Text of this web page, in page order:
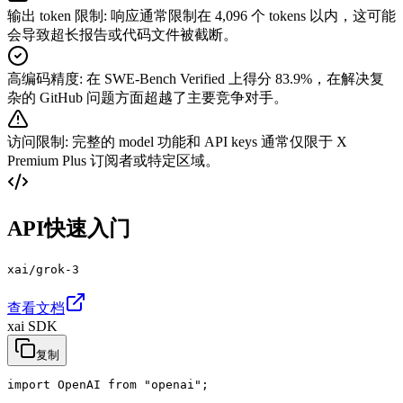
输出 token 限制 : 响应通常限制在 4,096 个 tokens 以内，这可能
会导致超长报告或代码文件被截断。
高编码精度: 在 SWE-Bench Verified 上得分 83.9%，在解决复
杂的 GitHub 问题方面超越了主要竞争对手。
访问限制 : 完整的 model 功能和 API keys 通常仅限于 X
Premium Plus 订阅者或特定区域。
API快速入门
xai/grok-3
查看文档
xai SDK
复制
import OpenAI from "openai";